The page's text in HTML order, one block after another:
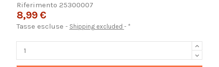
Riferimento 25300007
8,99 €
Tasse escluse Shipping excluded *